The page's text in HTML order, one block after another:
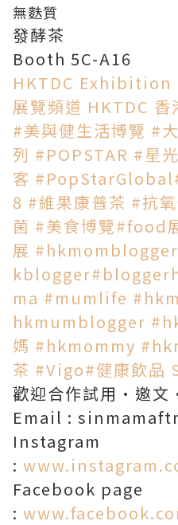
無麩質
發酵茶
Booth 5C-A16
HKTDC Exhibition
展覽頻道 HKTDC 香
#美與健生活博覽 #
列 #POPSTAR #星
客 #PopStarGlobal
8 #維果康普茶 #抗
菌 #美食博覽#food
展 #hkmomblogger
kblogger
ma #mumlife
hkmumblogger
媽 #hkmommy
茶 #Vigo#健康飲品
歡迎合作試用·邀文
Email :
Instagram
:
Facebook page
: